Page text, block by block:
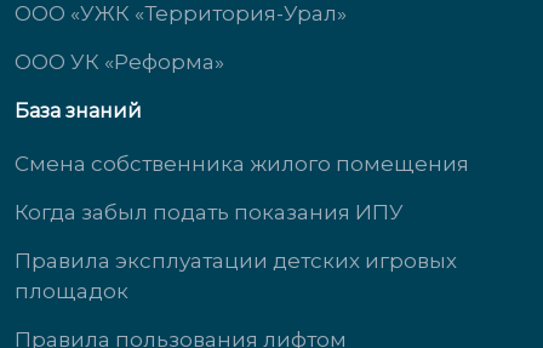
ООО «УЖК «Территория-Урал»
ООО УК «Реформа»
База знаний
Смена собственника жилого помещения
Когда забыл подать показания ИПУ
Правила эксплуатации детских игровых
площадок
Правила пользования лифтом